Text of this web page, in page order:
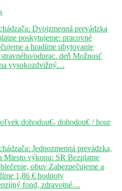
Dvojzmenná prevádzka
poskytujeme: pracovné
a hradíme ubytovanie
odprac. deň Možnosť
vysokozdvižný…
dohodou€- dohodou€ / hour
Jednozmenná prevádzka,
Miesto výkonu: SR Bezplatne
obuv Zabezpečujeme a
1,86 € hodnoty
fond, zdravotné…